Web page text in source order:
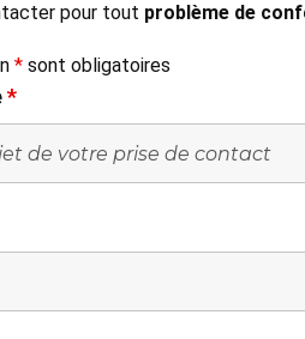
pour tout problème de
* sont obligatoires
*